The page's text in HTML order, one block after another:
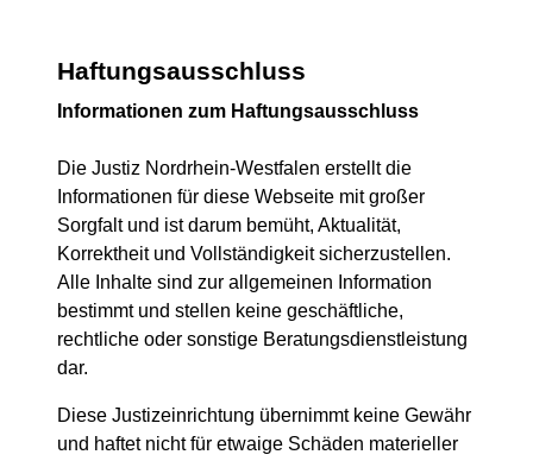
Haftungsausschluss
Informationen zum Haftungsausschluss
Die Justiz Nordrhein-Westfalen erstellt die
Informationen für diese Webseite mit großer
Sorgfalt und ist darum bemüht, Aktualität,
Korrektheit und Vollständigkeit sicherzustellen.
Alle Inhalte sind zur allgemeinen Information
bestimmt und stellen keine geschäftliche,
rechtliche oder sonstige Beratungsdienstleistung
dar.
Diese Justizeinrichtung übernimmt keine Gewähr
und haftet nicht für etwaige Schäden materieller